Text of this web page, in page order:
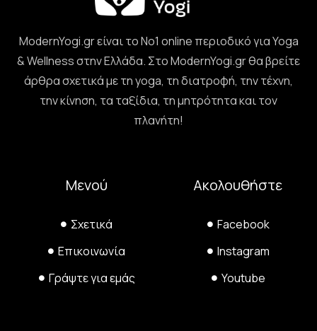
ModernYogi.gr είναι το Νο1 online περιοδικό για Yoga
& Wellness στην Ελλάδα. Στο ModernYogi.gr θα βρείτε
άρθρα σχετικά με τη yoga, τη διατροφή, την τέχνη,
την κίνηση, τα ταξίδια, τη μητρότητα και τον
πλανήτη!
Μενού
Σχετικά
Επικοινωνία
Γράψτε για εμάς
Ακολουθήστε
Facebook
Instagram
Youtube